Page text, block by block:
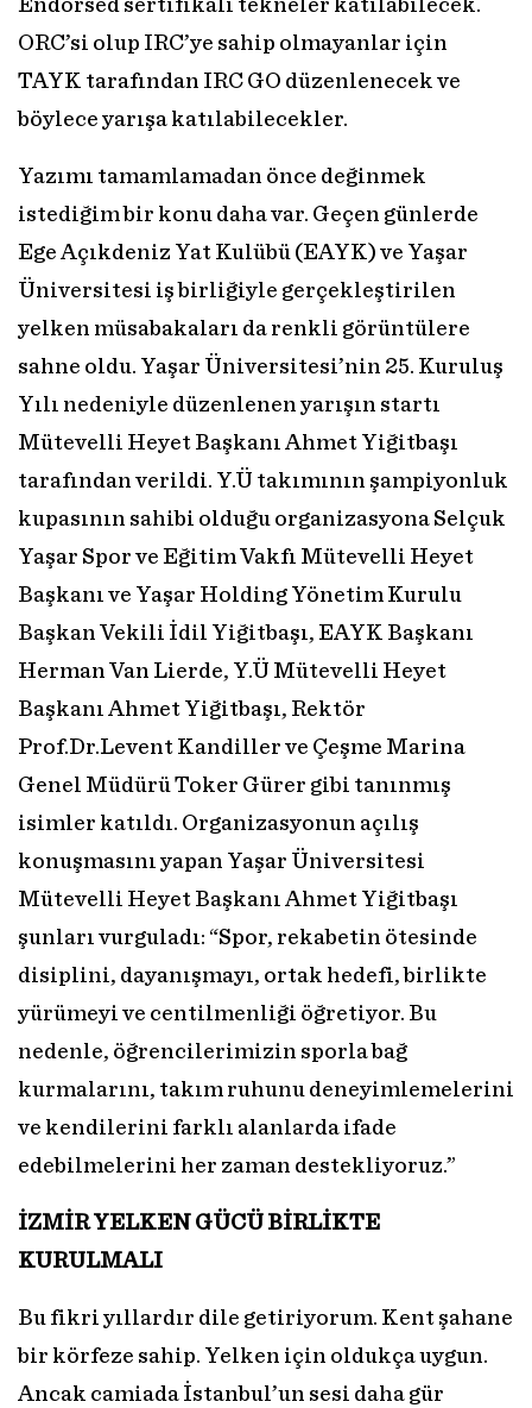
Endorsed sertifikalı tekneler katılabilecek.
ORC’si olup IRC’ye sahip olmayanlar için
TAYK tarafından IRC GO düzenlenecek ve
böylece yarışa katılabilecekler.
Yazımı tamamlamadan önce değinmek
istediğim bir konu daha var. Geçen günlerde
Ege Açıkdeniz Yat Kulübü (EAYK) ve Yaşar
Üniversitesi iş birliğiyle gerçekleştirilen
yelken müsabakaları da renkli görüntülere
sahne oldu. Yaşar Üniversitesi’nin 25. Kuruluş
Yılı nedeniyle düzenlenen yarışın startı
Mütevelli Heyet Başkanı Ahmet Yiğitbaşı
tarafından verildi. Y.Ü takımının şampiyonluk
kupasının sahibi olduğu organizasyona Selçuk
Yaşar Spor ve Eğitim Vakfı Mütevelli Heyet
Başkanı ve Yaşar Holding Yönetim Kurulu
Başkan Vekili İdil Yiğitbaşı, EAYK Başkanı
Herman Van Lierde, Y.Ü Mütevelli Heyet
Başkanı Ahmet Yiğitbaşı, Rektör
Prof.Dr.Levent Kandiller ve Çeşme Marina
Genel Müdürü Toker Gürer gibi tanınmış
isimler katıldı. Organizasyonun açılış
konuşmasını yapan Yaşar Üniversitesi
Mütevelli Heyet Başkanı Ahmet Yiğitbaşı
şunları vurguladı: “Spor, rekabetin ötesinde
disiplini, dayanışmayı, ortak hedefi, birlikte
yürümeyi ve centilmenliği öğretiyor. Bu
nedenle, öğrencilerimizin sporla bağ
kurmalarını, takım ruhunu deneyimlemelerini
ve kendilerini farklı alanlarda ifade
edebilmelerini her zaman destekliyoruz.”
İZMİR YELKEN GÜCÜ BİRLİKTE
KURULMALI
Bu fikri yıllardır dile getiriyorum. Kent şahane
bir körfeze sahip. Yelken için oldukça uygun.
Ancak camiada İstanbul’un sesi daha gür